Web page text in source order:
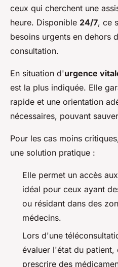
ceux qui cherchent une
heure. Disponible 24/7, ce
besoins urgents en dehors
consultation.
En situation d'urgence
est la plus indiquée. Elle
rapide et une orientation
nécessaires, pouvant
Pour les cas moins
une solution pratique :
Elle permet un accès
idéal pour ceux ayant
ou résidant dans des
médecins.
Lors d'une
évaluer l'état du patient,
prescrire des